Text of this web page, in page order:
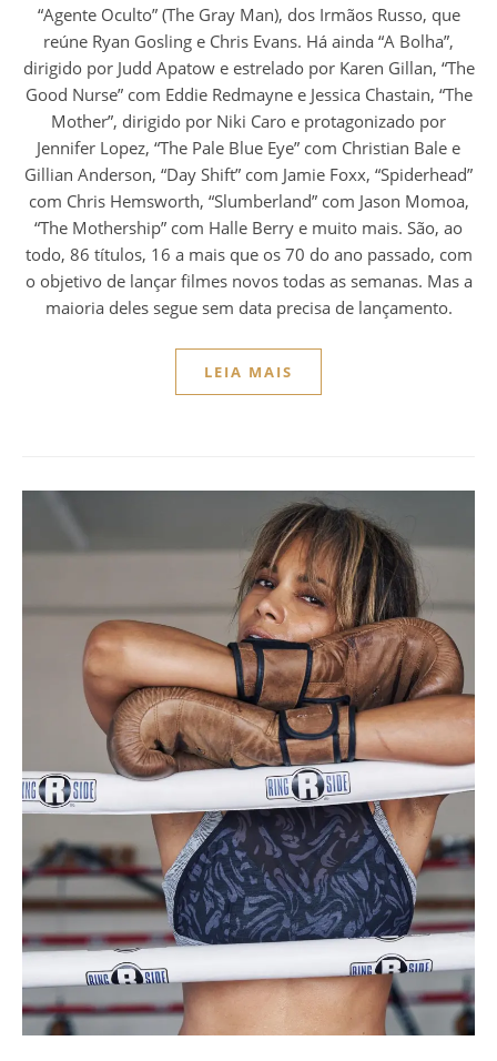
“Agente Oculto” (The Gray Man), dos Irmãos Russo, que
reúne Ryan Gosling e Chris Evans. Há ainda “A Bolha”,
dirigido por Judd Apatow e estrelado por Karen Gillan, “The
Good Nurse” com Eddie Redmayne e Jessica Chastain, “The
Mother”, dirigido por Niki Caro e protagonizado por
Jennifer Lopez, “The Pale Blue Eye” com Christian Bale e
Gillian Anderson, “Day Shift” com Jamie Foxx, “Spiderhead”
com Chris Hemsworth, “Slumberland” com Jason Momoa,
“The Mothership” com Halle Berry e muito mais. São, ao
todo, 86 títulos, 16 a mais que os 70 do ano passado, com
o objetivo de lançar filmes novos todas as semanas. Mas a
maioria deles segue sem data precisa de lançamento.
LEIA MAIS